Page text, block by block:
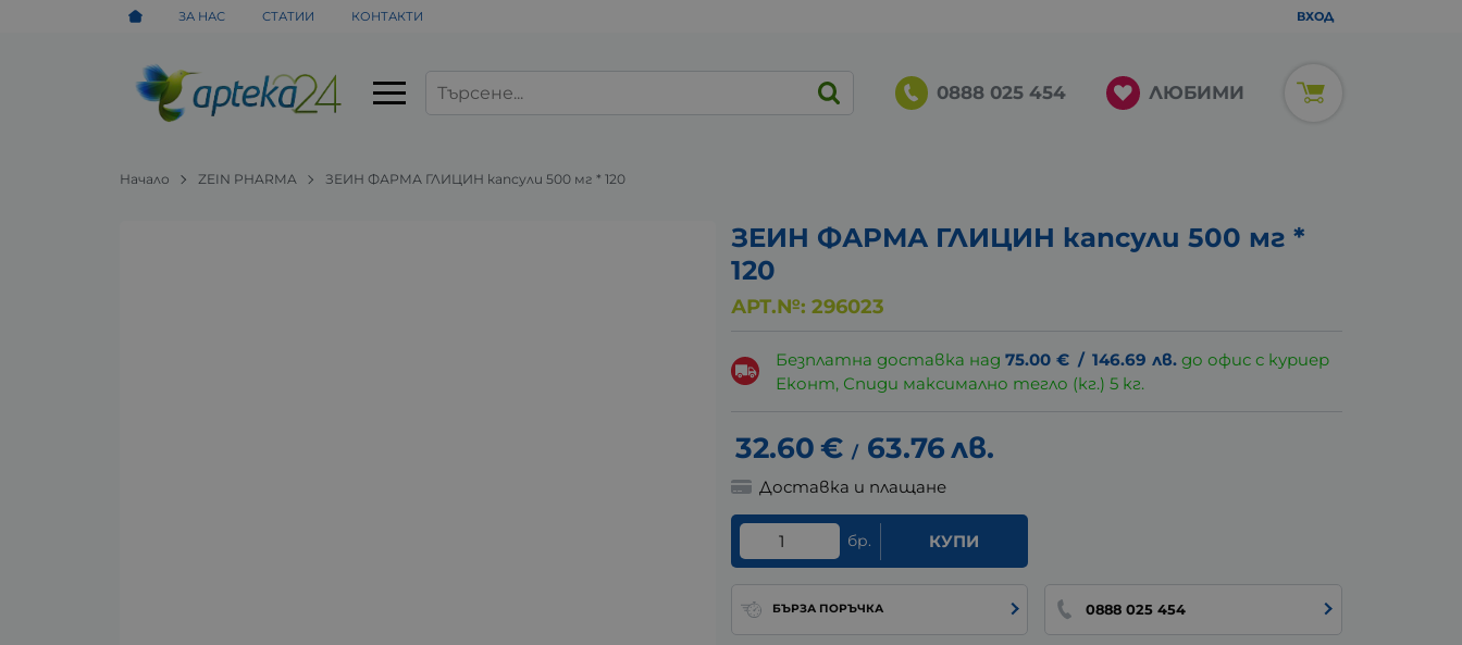
ЗА НАС СТАТИИ КОНТАКТИ ВХОД
0888 025 454 ЛЮБИМИ
Начало ZEIN PHARMA ЗЕИН ФАРМА ГЛИЦИН капсули 500 мг * 120
ЗЕИН ФАРМА ГЛИЦИН капсули 500 мг *
120
АРТ.№: 296023
Безплатна доставка над75.00 € / 146.69 лв. до офис с куриер
Еконт, Спиди максимално тегло (кг.) 5 кг.
32.60€ / 63.76лв.
Доставка и плащане
бр. КУПИ
БЪРЗА ПОРЪЧКА 0888 025 454